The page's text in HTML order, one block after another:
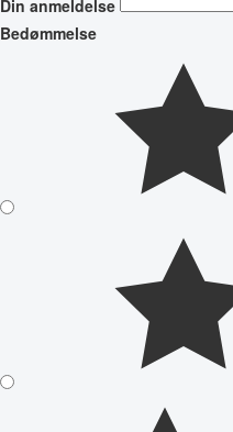
Din anmeldelse
Bedømmelse